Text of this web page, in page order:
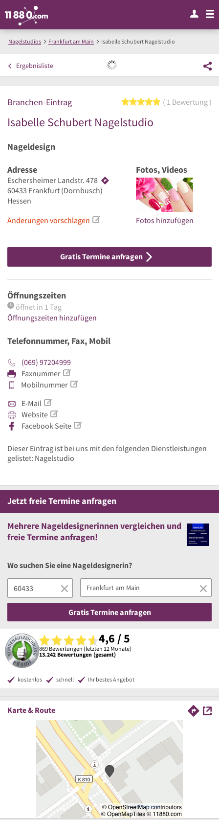
Nagelstudios Frankfurt am Main Isabelle Schubert Nagelstudio
Ergebnisliste
Branchen-Eintrag 5 von 5 Sternen
1 Bewertung
Isabelle Schubert Nagelstudio
Nageldesign
Adresse
Eschersheimer Landstr. 478
60433 Frankfurt (Dornbusch)
Hessen
Änderungen vorschlagen
Fotos, Videos
Fotos hinzufügen
Gratis Termine anfragen
Öffnungszeiten
öffnet in 1 Tag
Öffnungszeiten hinzufügen
Telefonnummer, Fax, Mobil
(069) 97204999
Faxnummer
Mobilnummer
E-Mail
Website
Facebook Seite
Dieser Eintrag ist bei uns mit den folgenden Dienstleistungen
gelistet: Nagelstudio
JetztfreieTermine anfragen
Mehrere Nageldesignerinnen vergleichen und
freieTermine anfragen!
Wo suchen Sie eine Nageldesignerin?
Gratis Termine anfragen
4,6 / 5
869 Bewertungen (letzten 12 Monate)
13.242 Bewertungen (gesamt)
kostenlos schnell Ihr bestes Angebot
Karte & Route